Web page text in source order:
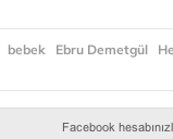
bebek Ebru Demetgül